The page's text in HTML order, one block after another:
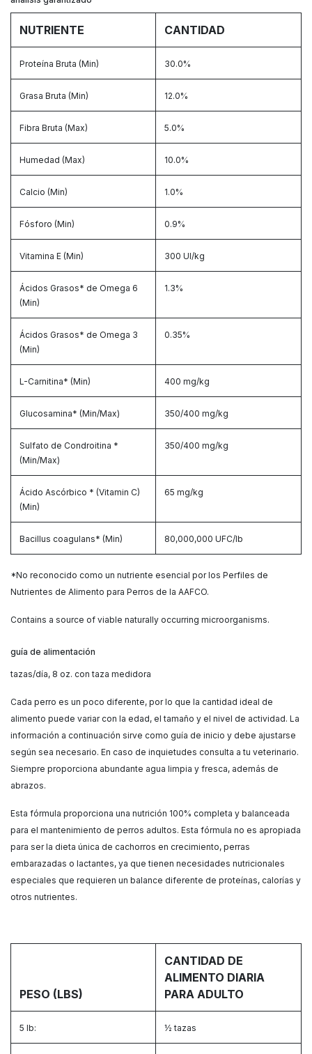
NUTRIENTE CANTIDAD
Proteína Bruta (Min) 30.0%
Grasa Bruta (Min) 12.0%
Fibra Bruta (Max) 5.0%
Humedad (Max) 10.0%
Calcio (Min) 1.0%
Fósforo (Min) 0.9%
Vitamina E (Min) 300 UI/kg
Ácidos Grasos* de Omega 6
(Min)
1.3%
Ácidos Grasos* de Omega 3
(Min)
0.35%
L-Carnitina* (Min) 400 mg/kg
Glucosamina* (Min/Max) 350/400 mg/kg
Sulfato de Condroitina *
(Min/Max)
350/400 mg/kg
Ácido Ascórbico * (Vitamin C)
(Min)
65 mg/kg
Bacillus coagulans* (Min) 80,000,000 UFC/lb
*No reconocido como un nutriente esencial por los Perfiles de
Nutrientes de Alimento para Perros de la AAFCO.
Contains a source of viable naturally occurring microorganisms.
guía de alimentación
tazas/día, 8 oz. con taza medidora
Cada perro es un poco diferente, por lo que la cantidad ideal de
alimento puede variar con la edad, el tamaño y el nivel de actividad. La
información a continuación sirve como guía de inicio y debe ajustarse
según sea necesario. En caso de inquietudes consulta a tu veterinario.
Siempre proporciona abundante agua limpia y fresca, además de
abrazos.
Esta fórmula proporciona una nutrición 100% completa y balanceada
para el mantenimiento de perros adultos. Esta fórmula no es apropiada
para ser la dieta única de cachorros en crecimiento, perras
embarazadas o lactantes, ya que tienen necesidades nutricionales
especiales que requieren un balance diferente de proteínas, calorías y
otros nutrientes.
PESO (LBS)
CANTIDAD DE
ALIMENTO DIARIA
PARA ADULTO
5 lb: ½ tazas